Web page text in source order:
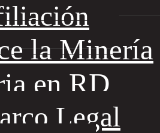
la Minería
en RD
Legal